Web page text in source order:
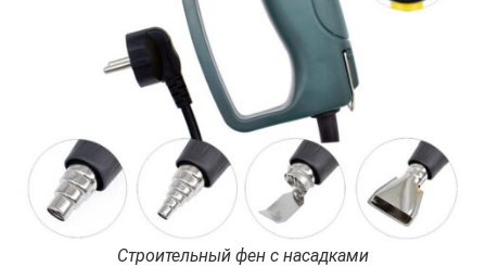
Строительный фен с насадками